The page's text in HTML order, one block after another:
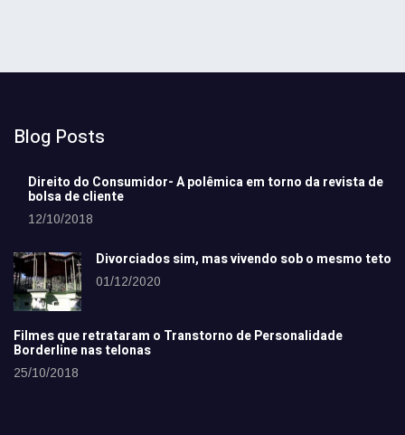
Blog Posts
Direito do Consumidor- A polêmica em torno da revista de
bolsa de cliente
12/10/2018
Divorciados sim, mas vivendo sob o mesmo teto
01/12/2020
Filmes que retrataram o Transtorno de Personalidade
Borderline nas telonas
25/10/2018